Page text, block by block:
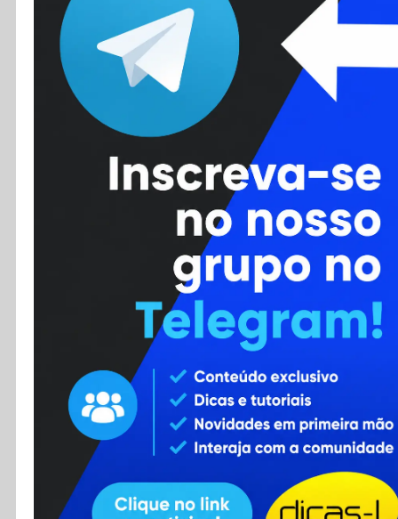
Colunas
Colaboradores
Cursos
Enviar Dica
Contato
RSS